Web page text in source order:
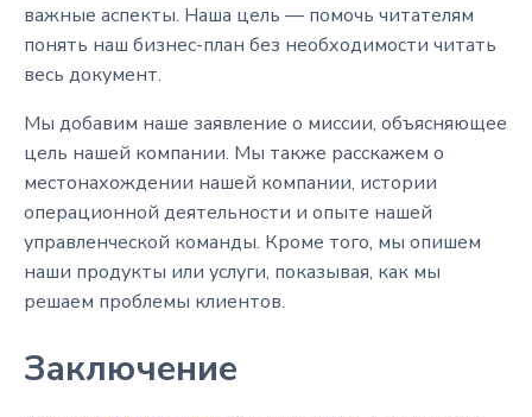
важные аспекты. Наша цель — помочь читателям
понять наш бизнес-план без необходимости читать
весь документ.
Мы добавим наше заявление о миссии, объясняющее
цель нашей компании. Мы также расскажем о
местонахождении нашей компании, истории
операционной деятельности и опыте нашей
управленческой команды. Кроме того, мы опишем
наши продукты или услуги, показывая, как мы
решаем проблемы клиентов.
Заключение